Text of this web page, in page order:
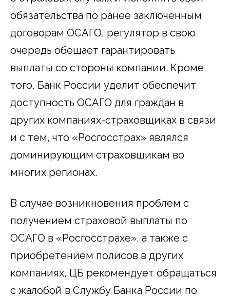
обязательства по ранее заключенным
договорам ОСАГО, регулятор в свою
очередь обещает гарантировать
выплаты со стороны компании. Кроме
того, Банк России уделит обеспечит
доступность ОСАГО для граждан в
других компаниях-страховщиках в связи
и с тем, что «Росгосстрах» являлся
доминирующим страховщикам во
многих регионах.
В случае возникновения проблем с
получением страховой выплаты по
ОСАГО в «Росгосстрахе», а также с
приобретением полисов в других
компаниях, ЦБ рекомендует обращаться
с жалобой в Службу Банка России по